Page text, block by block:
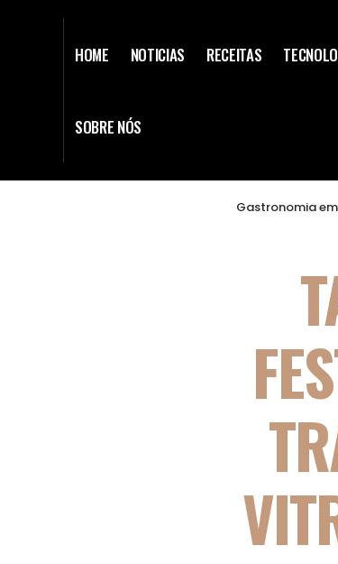
HOME NOTICIAS RECEITAS
SOBRE NÓS
Gastronomia